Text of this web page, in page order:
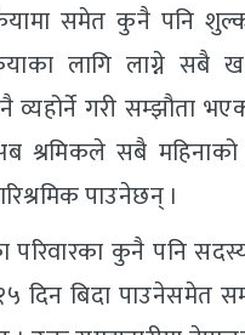
समेत कुनै पनि
लागि लाग्ने सबै
व्यहोर्ने गरी सम्झौता
श्रमिकले सबै
पाउनेछन् ।
परिवारका कुनै पनि
दिन बिदा पाउनेसमेत